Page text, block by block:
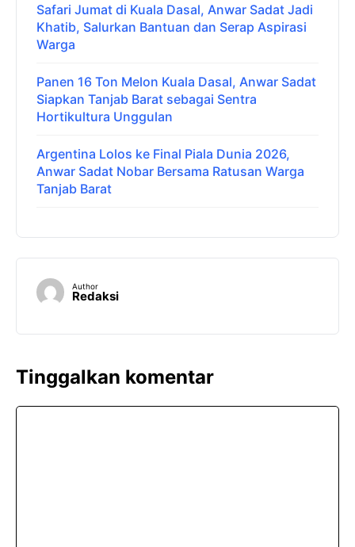
Safari Jumat di Kuala Dasal, Anwar Sadat Jadi
Khatib, Salurkan Bantuan dan Serap Aspirasi
Warga
Panen 16 Ton Melon Kuala Dasal, Anwar Sadat
Siapkan Tanjab Barat sebagai Sentra
Hortikultura Unggulan
Argentina Lolos ke Final Piala Dunia 2026,
Anwar Sadat Nobar Bersama Ratusan Warga
Tanjab Barat
Author
Redaksi
Tinggalkan komentar